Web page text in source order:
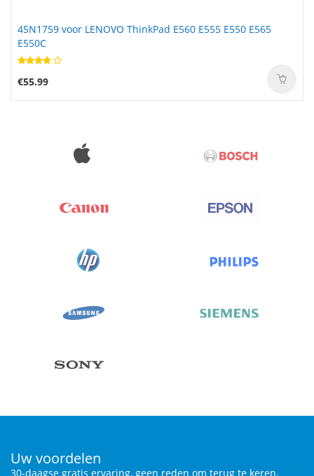
45N1759 voor LENOVO ThinkPad E560 E555 E550 E565
E550C
€55.99
Uw voordelen
30-daagse gratis ervaring, geen reden om terug te keren.